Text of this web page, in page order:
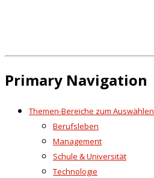
Primary Navigation
Themen-Bereiche zum Auswählen
Berufsleben
Management
Schule & Universität
Technologie